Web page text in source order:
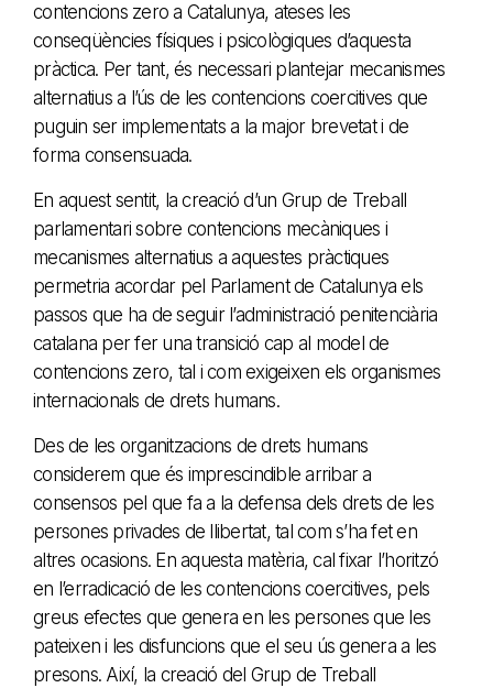
contencions zero a Catalunya, ateses les
conseqüències físiques i psicològiques d’aquesta
pràctica. Per tant, és necessari plantejar mecanismes
alternatius a l’ús de les contencions coercitives que
puguin ser implementats a la major brevetat i de
forma consensuada.
En aquest sentit, la creació d’un Grup de Treball
parlamentari sobre contencions mecàniques i
mecanismes alternatius a aquestes pràctiques
permetria acordar pel Parlament de Catalunya els
passos que ha de seguir l’administració penitenciària
catalana per fer una transició cap al model de
contencions zero, tal i com exigeixen els organismes
internacionals de drets humans.
Des de les organitzacions de drets humans
considerem que és imprescindible arribar a
consensos pel que fa a la defensa dels drets de les
persones privades de llibertat, tal com s’ha fet en
altres ocasions. En aquesta matèria, cal fixar l’horitzó
en l’erradicació de les contencions coercitives, pels
greus efectes que genera en les persones que les
pateixen i les disfuncions que el seu ús genera a les
presons. Així, la creació del Grup de Treball